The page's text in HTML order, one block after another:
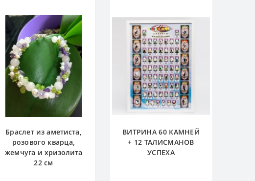
Браслет из аметиста,
розового кварца,
жемчуга и хризолита
22 см
ВИТРИНА 60 КАМНЕЙ
+ 12 ТАЛИСМАНОВ
УСПЕХА